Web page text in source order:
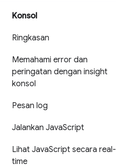
Konsol
Ringkasan
Memahami error dan
peringatan dengan insight
konsol
Pesan log
Jalankan JavaScript
Lihat JavaScript secara real-
time